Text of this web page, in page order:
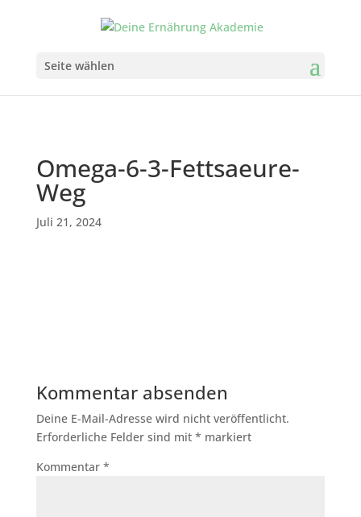
Seite wählen
Omega-6-3-Fettsaeure-
Weg
Juli 21, 2024
Kommentar absenden
Deine E-Mail-Adresse wird nicht veröffentlicht.
Erforderliche Felder sind mit * markiert
Kommentar *